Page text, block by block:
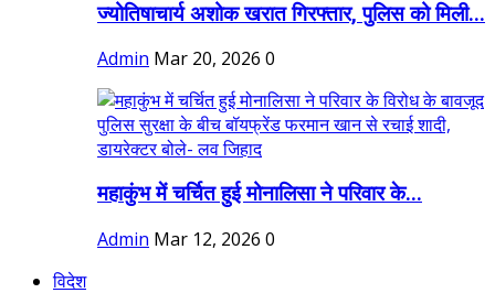
ज्योतिषाचार्य अशोक खरात गिरफ्तार, पुलिस को मिली...
Admin Mar 20, 2026 0
महाकुंभ में चर्चित हुई मोनालिसा ने परिवार के...
Admin Mar 12, 2026 0
विदेश